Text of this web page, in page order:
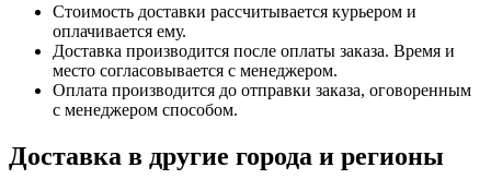
Стоимость доставки рассчитывается курьером и
оплачивается ему.
Доставка производится после оплаты заказа. Время и
место согласовывается с менеджером.
Оплата производится до отправки заказа, оговоренным
с менеджером способом.
Доставка в другие города и регионы